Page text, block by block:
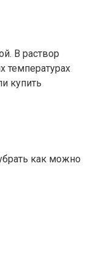
В раствор
температурах
купить
как можно